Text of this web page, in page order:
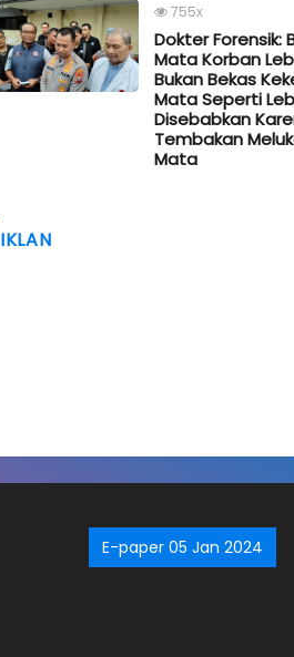
755x
Dokter Forensik:
Mata Korban
Bukan Bekas
Mata Seperti
Disebabkan
Tembakan
Mata
IKLAN
E-paper 05 Jan 2024